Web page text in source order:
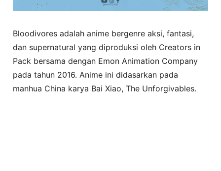
Bloodivores adalah anime bergenre aksi, fantasi,
dan supernatural yang diproduksi oleh Creators in
Pack bersama dengan Emon Animation Company
pada tahun 2016. Anime ini didasarkan pada
manhua China karya Bai Xiao, The Unforgivables.